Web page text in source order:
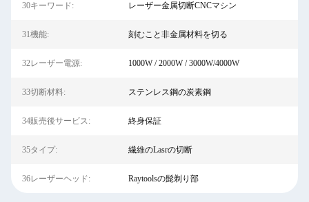
30キーワード: レーザー金属切断CNCマシン
31機能: 刻むこと非金属材料を切る
32レーザー電源: 1000W / 2000W / 3000W/4000W
33切断材料: ステンレス鋼の炭素鋼
34販売後サービス: 終身保証
35タイプ: 繊維のLasrの切断
36レーザーヘッド: Raytoolsの髭剃り部